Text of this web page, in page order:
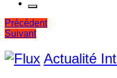
Navigation
de
l’article
Précédent
Suivant
Actualité